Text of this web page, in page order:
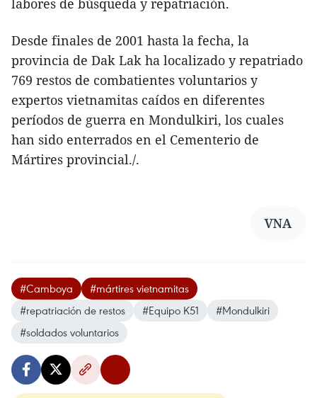
labores de búsqueda y repatriación.
Desde finales de 2001 hasta la fecha, la
provincia de Dak Lak ha localizado y repatriado
769 restos de combatientes voluntarios y
expertos vietnamitas caídos en diferentes
períodos de guerra en Mondulkiri, los cuales
han sido enterrados en el Cementerio de
Mártires provincial./.
VNA
#Camboya
#mártires vietnamitas
#repatriación de restos
#Equipo K51
#Mondulkiri
#soldados voluntarios